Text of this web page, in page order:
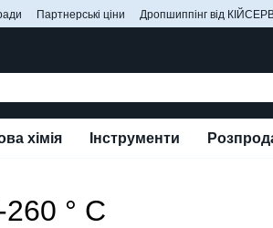
Партнерські ціни Дропшиппінг від
хімія Інструменти
° C